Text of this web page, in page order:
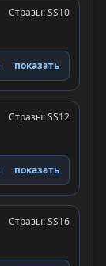
Стразы: SS10
показать
Стразы: SS12
показать
Стразы: SS16